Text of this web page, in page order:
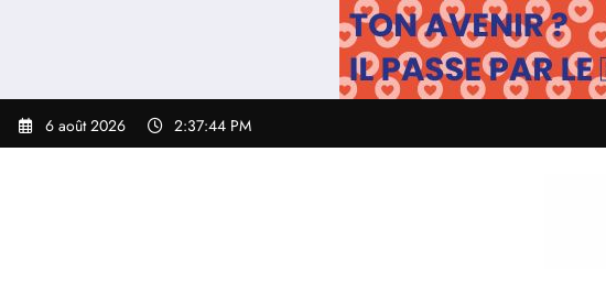
6 août 2026 2:37:45 PM